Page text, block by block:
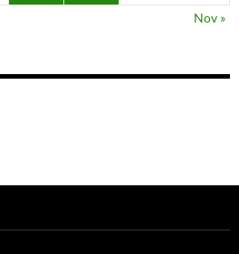
Nov »